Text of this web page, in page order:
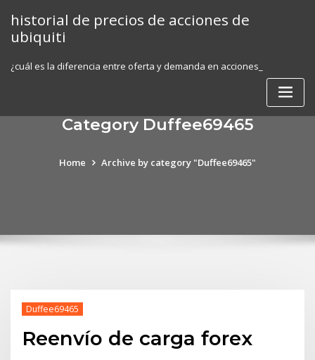
content
historial de precios de acciones de
ubiquiti
¿cuál es la diferencia entre oferta y demanda en acciones_
Category Duffee69465
Home Archive by category "Duffee69465"
Duffee69465
Reenvío de carga forex